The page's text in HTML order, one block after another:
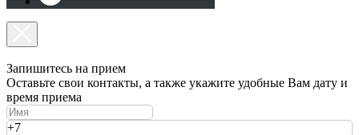
Запишитесь на прием
Оставьте свои контакты, а также укажите удобные Вам дату и
время приема
+7